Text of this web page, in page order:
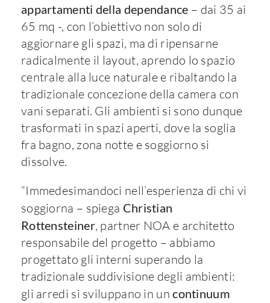
appartamenti della dependance – dai 35 ai
65 mq -, con l’obiettivo non solo di
aggiornare gli spazi, ma di ripensarne
radicalmente il layout, aprendo lo spazio
centrale alla luce naturale e ribaltando la
tradizionale concezione della camera con
vani separati. Gli ambienti si sono dunque
trasformati in spazi aperti, dove la soglia
fra bagno, zona notte e soggiorno si
dissolve.
“Immedesimandoci nell’esperienza di chi vi
soggiorna – spiega Christian
Rottensteiner, partner NOA e architetto
responsabile del progetto – abbiamo
progettato gli interni superando la
tradizionale suddivisione degli ambienti:
gli arredi si sviluppano in uncontinuum